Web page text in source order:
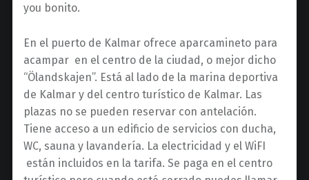
you bonito.
En el puerto de Kalmar ofrece aparcamineto para
acampar en el centro de la ciudad, o mejor dicho
“Ölandskajen”. Está al lado de la marina deportiva
de Kalmar y del centro turístico de Kalmar. Las
plazas no se pueden reservar con antelación.
Tiene acceso a un edificio de servicios con ducha,
WC, sauna y lavandería. La electricidad y el WiFI
están incluidos en la tarifa. Se paga en el centro